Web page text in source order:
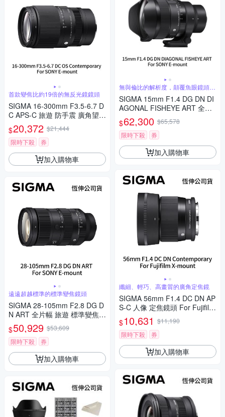
首款變焦比約19倍的無反光鏡鏡頭
SIGMA 16-300mm F3.5-6.7 D
C APS-C 旅遊 防手震 廣角望遠
鏡頭 For SONY E-mount (公司
貨)
$20,372 $21,444
限時下殺
券
加入購物車
遠遠超越標準的標準變焦鏡頭
SIGMA 28-105mm F2.8 DG D
N ART 全片幅 旅遊 標準變焦鏡
頭 For SONY E-mount (公司
貨)
$50,929 $53,609
限時下殺
券
加入購物車
無與倫比的解析度，顛覆魚眼鏡頭的
傳統觀念
SIGMA 15mm F1.4 DG DN DI
AGONAL FISHEYE ART 全片
幅 魚眼定焦鏡頭 For SONY E-
mount (公司貨)
$62,300 $65,578
限時下殺
券
加入購物車
纖細、輕巧、高畫質的廣角定焦鏡
SIGMA 56mm F1.4 DC DN AP
S-C 人像 定焦鏡頭 For Fujifilm
X-mount (公司貨)
$10,631 $11,190
限時下殺
券
加入購物車